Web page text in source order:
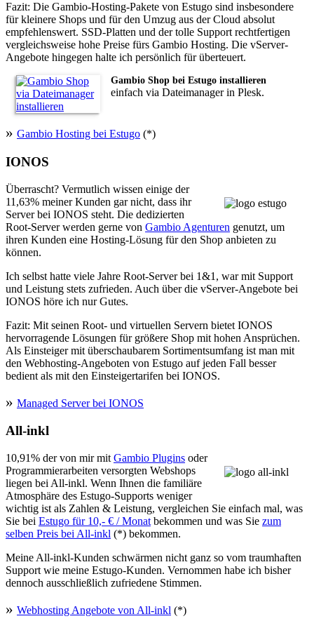
Fazit: Die Gambio-Hosting-Pakete von Estugo sind insbesondere
für kleinere Shops und für den Umzug aus der Cloud absolut
empfehlenswert. SSD-Platten und der tolle Support rechtfertigen
vergleichsweise hohe Preise fürs Gambio Hosting. Die vServer-
Angebote hingegen halte ich persönlich für überteuert.
Gambio Shop bei Estugo installieren
einfach via Dateimanager in Plesk.
Gambio Hosting bei Estugo (*)
IONOS
Überrascht? Vermutlich wissen einige der
11,63% meiner Kunden gar nicht, dass ihr
Server bei IONOS steht. Die dedizierten
Root-Server werden gerne von Gambio Agenturen genutzt, um
ihren Kunden eine Hosting-Lösung für den Shop anbieten zu
können.
Ich selbst hatte viele Jahre Root-Server bei 1&1, war mit Support
und Leistung stets zufrieden. Auch über die vServer-Angebote bei
IONOS höre ich nur Gutes.
Fazit: Mit seinen Root- und virtuellen Servern bietet IONOS
hervorragende Lösungen für größere Shop mit hohen Ansprüchen.
Als Einsteiger mit überschaubarem Sortimentsumfang ist man mit
den Webhosting-Angeboten von Estugo auf jeden Fall besser
bedient als mit den Einsteigertarifen bei IONOS.
Managed Server bei IONOS
All-inkl
10,91% der von mir mit Gambio Plugins oder
Programmierarbeiten versorgten Webshops
liegen bei All-inkl. Wenn Ihnen die familiäre
Atmosphäre des Estugo-Supports weniger
wichtig ist als Zahlen & Leistung, vergleichen Sie einfach mal, was
Sie bei Estugo für 10,- € / Monat bekommen und was Sie zum
selben Preis bei All-inkl (*) bekommen.
Meine All-inkl-Kunden schwärmen nicht ganz so vom traumhaften
Support wie meine Estugo-Kunden. Vernommen habe ich bisher
dennoch ausschließlich zufriedene Stimmen.
Webhosting Angebote von All-inkl (*)